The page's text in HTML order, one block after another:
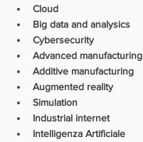
Cloud
Big data and analysics
Cybersecurity
Advanced manufacturing
Additive manufacturing
Augmented reality
Simulation
Industrial internet
Intelligenza Artificiale